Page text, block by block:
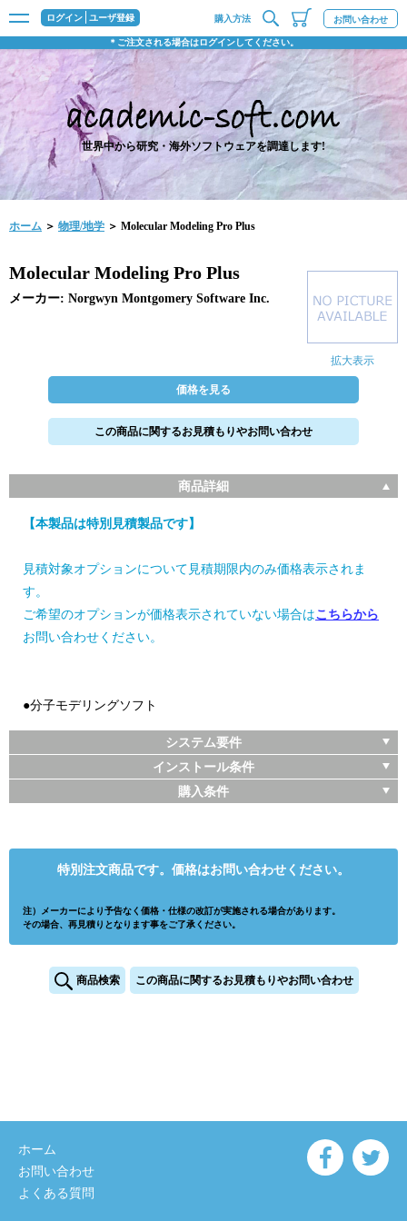
ログイン ユーザ登録
＊ご注文される場合はログインしてください。
購入方法 お問い合わせ
世界中から研究・海外ソフトウェアを調達します!
ホーム ＞ 物理/地学 ＞ Molecular Modeling Pro Plus
拡大表示
Molecular Modeling Pro Plus
メーカー: Norgwyn Montgomery Software Inc.
価格を見る
この商品に関するお見積もりやお問い合わせ
商品詳細
【本製品は特別見積製品です】
見積対象オプションについて見積期限内のみ価格表示されま
す。
ご希望のオプションが価格表示されていない場合はこちらから
お問い合わせください。
●分子モデリングソフト
システム要件
インストール条件
購入条件
特別注文商品です。価格はお問い合わせください。
注）メーカーにより予告なく価格・仕様の改訂が実施される場合があります。
その場合、再見積りとなります事をご了承ください。
商品検索 この商品に関するお見積もりやお問い合わせ
ホーム
お問い合わせ
よくある質問